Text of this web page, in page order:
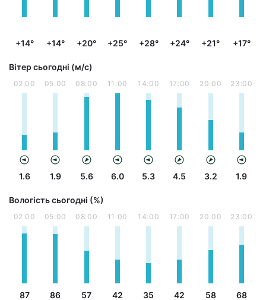
+14° +14° +20° +25° +28° +24° +21° +17°
Вітер сьогодні (м/с)
02:00
1.6
05:00
1.9
08:00
5.6
11:00
6.0
14:00
5.3
17:00
4.5
20:00
3.2
23:00
1.9
Вологість сьогодні (%)
02:00
87
05:00
86
08:00
57
11:00
42
14:00
35
17:00
42
20:00
58
23:00
68